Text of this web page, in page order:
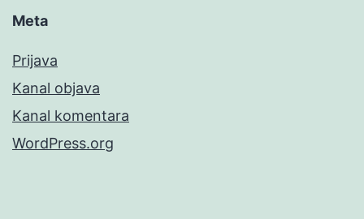
Meta
Prijava
Kanal objava
Kanal komentara
WordPress.org